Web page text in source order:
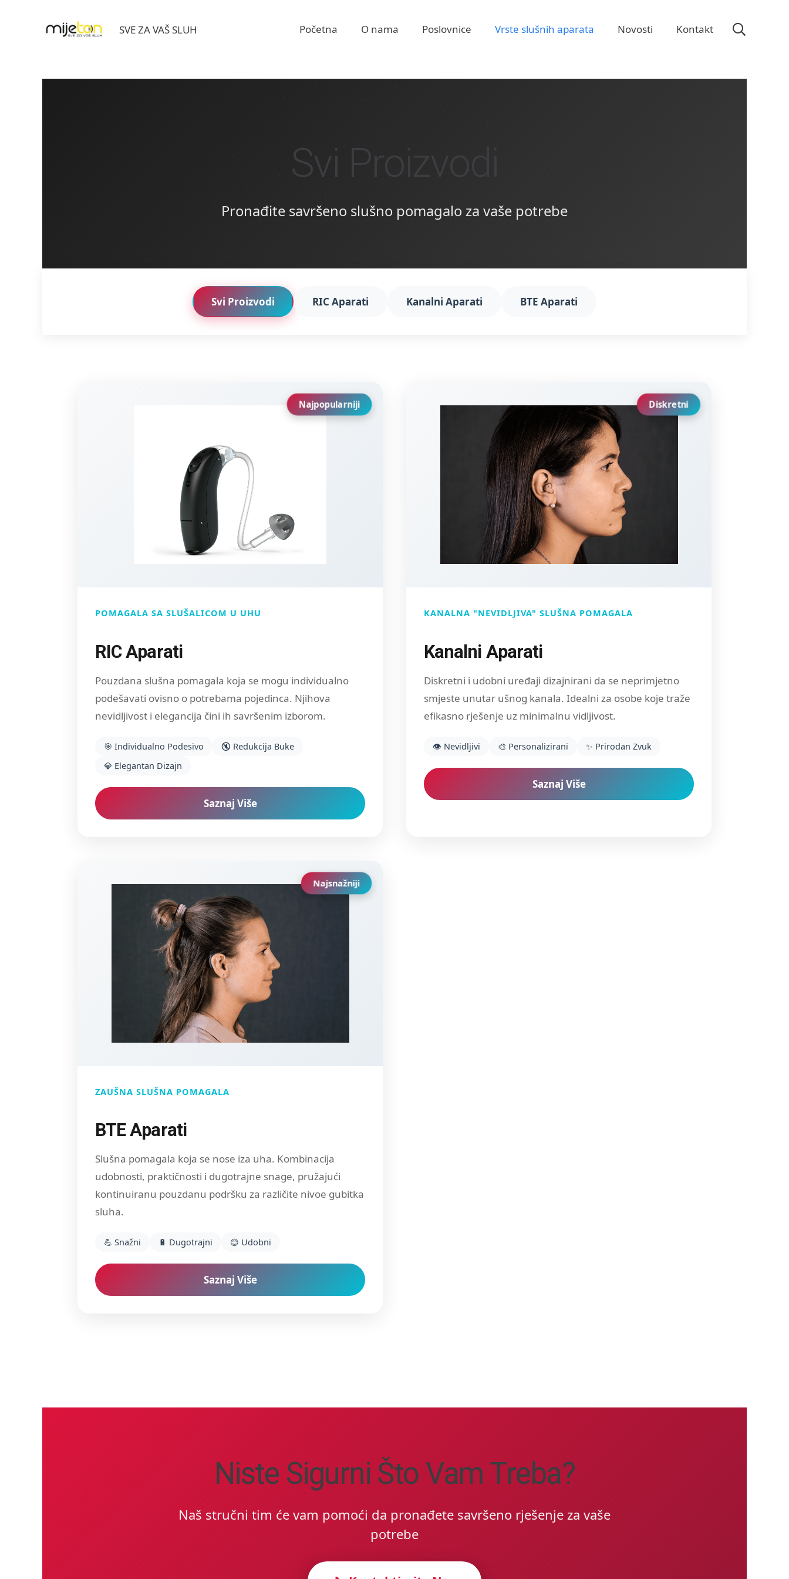
SVE ZA VAŠ SLUH Početna O nama Poslovnice Vrste slušnih aparata Novosti Kontakt
Svi Proizvodi
Pronađite savršeno slušno pomagalo za vaše potrebe
Svi Proizvodi RIC Aparati Kanalni Aparati BTE Aparati
Najpopularniji
POMAGALA SA SLUŠALICOM U UHU
RIC Aparati
Pouzdana slušna pomagala koja se mogu individualno
podešavati ovisno o potrebama pojedinca. Njihova
nevidljivost i elegancija čini ih savršenim izborom.
🎯 Individualno Podesivo
🔇 Redukcija Buke
💎 Elegantan Dizajn
Saznaj Više
Diskretni
KANALNA "NEVIDLJIVA" SLUŠNA POMAGALA
Kanalni Aparati
Diskretni i udobni uređaji dizajnirani da se neprimjetno
smjeste unutar ušnog kanala. Idealni za osobe koje traže
efikasno rješenje uz minimalnu vidljivost.
👁️ Nevidljivi 🎨 Personalizirani ✨ Prirodan Zvuk
Saznaj Više
Najsnažniji
ZAUŠNA SLUŠNA POMAGALA
BTE Aparati
Slušna pomagala koja se nose iza uha. Kombinacija
udobnosti, praktičnosti i dugotrajne snage, pružajući
kontinuiranu pouzdanu podršku za različite nivoe gubitka
sluha.
💪 Snažni 🔋 Dugotrajni 😊 Udobni
Saznaj Više
Niste Sigurni Što Vam Treba?
Naš stručni tim će vam pomoći da pronađete savršeno rješenje za vaše
potrebe